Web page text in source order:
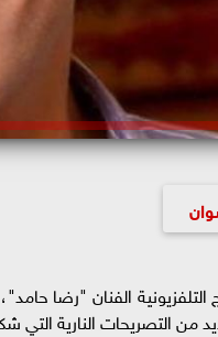
الفنان "رضا
من التصريحات النارية التي